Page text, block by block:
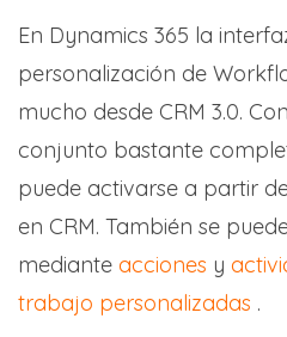
En Dynamics 365 la
personalización de
mucho desde CRM 3.0.
conjunto bastante
puede activarse a partir
en CRM. También se
mediante acciones y
trabajo personalizadas .